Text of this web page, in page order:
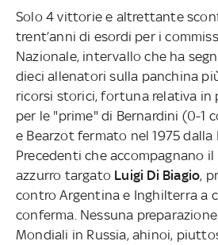
Solo 4 vittorie e altrettante
trent’anni di esordi per i
Nazionale, intervallo che ha
dieci allenatori sulla panchina
ricorsi storici, fortuna relativa in
per le "prime" di Bernardini (0-1
e Bearzot fermato nel 1975 dalla
Precedenti che accompagnano
azzurro targato Luigi Di Biagio,
contro Argentina e Inghilterra a
conferma. Nessuna
Mondiali in Russia, ahinoi,